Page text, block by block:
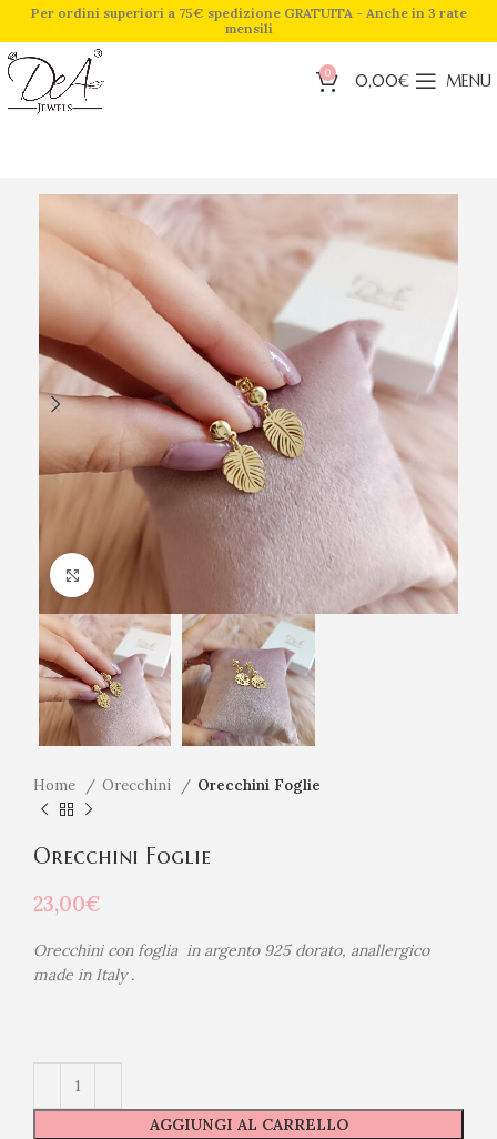
Per ordini superiori a 75€ spedizione GRATUITA - Anche in 3 rate
mensili
0 0,00€ MENU
Home Orecchini Orecchini Foglie
Orecchini Foglie
23,00€
Orecchini con foglia in argento 925 dorato, anallergico
made in Italy .
AGGIUNGI AL CARRELLO